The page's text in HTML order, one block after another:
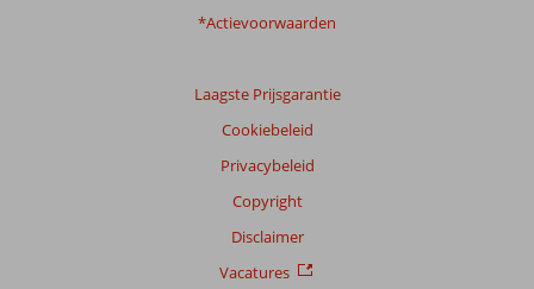
*Actievoorwaarden
Laagste Prijsgarantie
Cookiebeleid
Privacybeleid
Copyright
Disclaimer
Vacatures